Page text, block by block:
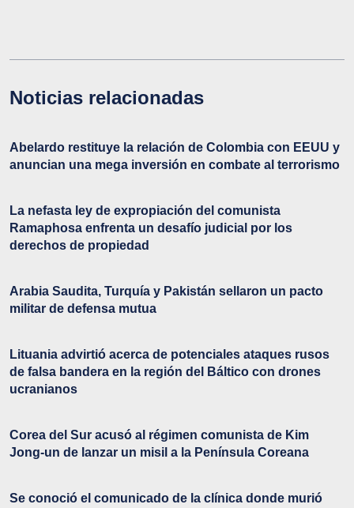
Noticias relacionadas
Abelardo restituye la relación de Colombia con EEUU y
anuncian una mega inversión en combate al terrorismo
La nefasta ley de expropiación del comunista
Ramaphosa enfrenta un desafío judicial por los
derechos de propiedad
Arabia Saudita, Turquía y Pakistán sellaron un pacto
militar de defensa mutua
Lituania advirtió acerca de potenciales ataques rusos
de falsa bandera en la región del Báltico con drones
ucranianos
Corea del Sur acusó al régimen comunista de Kim
Jong-un de lanzar un misil a la Península Coreana
Se conoció el comunicado de la clínica donde murió